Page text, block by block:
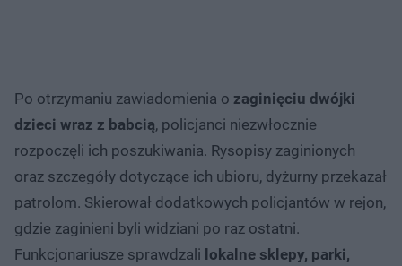
Po otrzymaniu zawiadomienia o zaginięciu dwójki
dzieci wraz z babcią, policjanci niezwłocznie
rozpoczęli ich poszukiwania. Rysopisy zaginionych
oraz szczegóły dotyczące ich ubioru, dyżurny przekazał
patrolom. Skierował dodatkowych policjantów w rejon,
gdzie zaginieni byli widziani po raz ostatni.
Funkcjonariusze sprawdzali lokalne sklepy, parki,